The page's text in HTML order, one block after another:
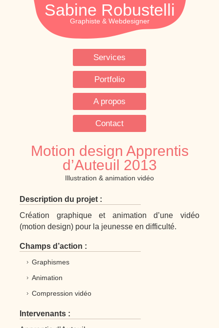
Sabine Robustelli
Services
Portfolio
A propos
Contact
Motion design Apprentis
d’Auteuil 2013
Illustration & animation vidéo
Description du projet :
Création graphique et animation d’une vidéo
(motion design) pour la jeunesse en difficulté.
Champs d’action :
Graphismes
Animation
Compression vidéo
Intervenants :